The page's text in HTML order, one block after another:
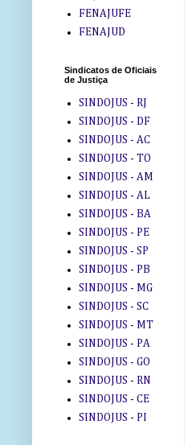
FENAJUFE
FENAJUD
Sindicatos de Oficiais
de Justiça
SINDOJUS - RJ
SINDOJUS - DF
SINDOJUS - AC
SINDOJUS - TO
SINDOJUS - AM
SINDOJUS - AL
SINDOJUS - BA
SINDOJUS - PE
SINDOJUS - SP
SINDOJUS - PB
SINDOJUS - MG
SINDOJUS - SC
SINDOJUS - MT
SINDOJUS - PA
SINDOJUS - GO
SINDOJUS - RN
SINDOJUS - CE
SINDOJUS - PI